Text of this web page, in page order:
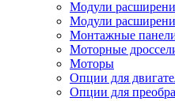
Модули
Модули
Монтажные
Моторные
Моторы
Опции для
Опции для